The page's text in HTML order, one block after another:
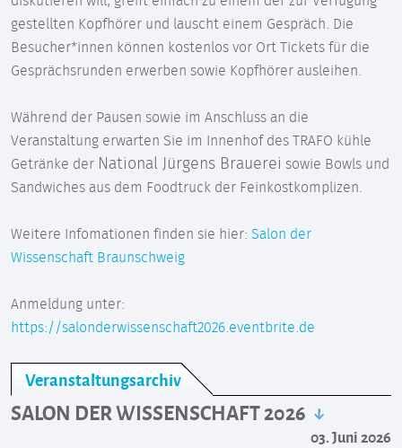
gestellten Kopfhörer und lauscht einem Gespräch. Die
Besucher*innen können kostenlos vor Ort Tickets für die
Gesprächsrunden erwerben sowie Kopfhörer ausleihen.
Während der Pausen sowie im Anschluss an die
Veranstaltung erwarten Sie im Innenhof des TRAFO kühle
Getränke der National Jürgens Brauerei sowie Bowls und
Sandwiches aus dem Foodtruck der Feinkostkomplizen.
Weitere Infomationen finden sie hier: Salon der
Wissenschaft Braunschweig
Anmeldung unter:
https://salonderwissenschaft2026.eventbrite.de
Veranstaltungsarchiv
SALON DER WISSENSCHAFT 2026
03. Juni 2026